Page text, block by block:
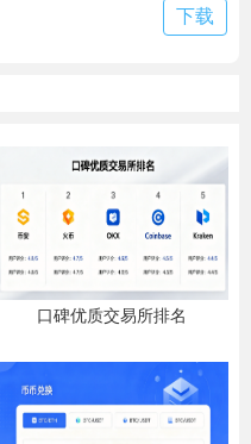
下载
口碑优质交易所排名